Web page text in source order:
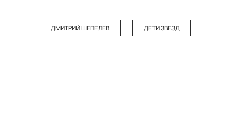
ДМИТРИЙ ШЕПЕЛЕВ ДЕТИ ЗВЕЗД